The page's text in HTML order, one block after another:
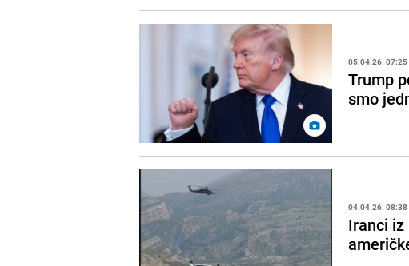
05.04.26. 07:25
Trump
smo
04.04.26. 08:38
Iranci iz